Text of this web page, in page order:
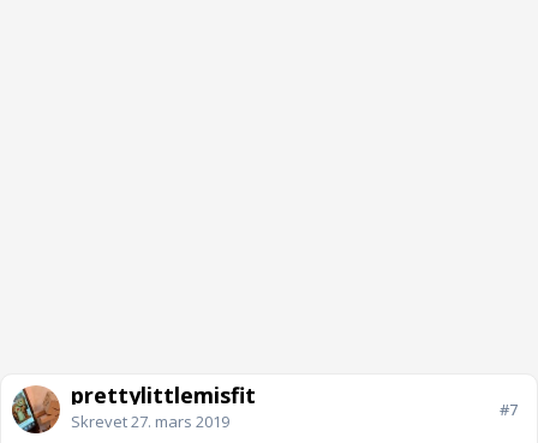
prettylittlemisfit
Skrevet27. mars 2019
#7